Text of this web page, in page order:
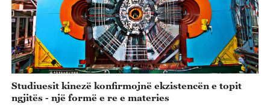
Studiuesit kinezë konfirmojnë ekzistencën e topit
ngjitës - një formë e re e materies